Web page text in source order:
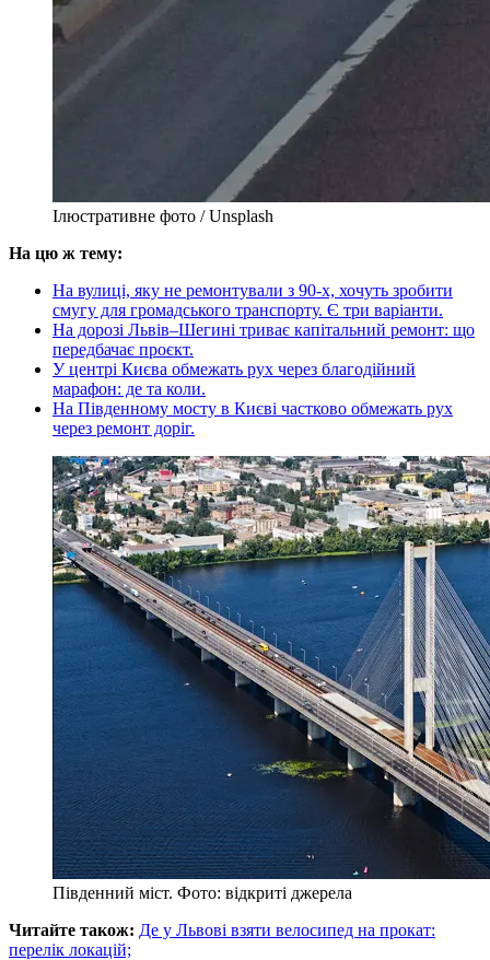
Ілюстративне фото / Unsplash
На цю ж тему:
На вулиці, яку не ремонтували з 90-х, хочуть зробити
смугу для громадського транспорту. Є три варіанти.
На дорозі Львів–Шегині триває капітальний ремонт: що
передбачає проєкт.
У центрі Києва обмежать рух через благодійний
марафон: де та коли.
На Південному мосту в Києві частково обмежать рух
через ремонт доріг.
Південний міст. Фото: відкриті джерела
Читайте також: Де у Львові взяти велосипед на прокат:
перелік локацій;